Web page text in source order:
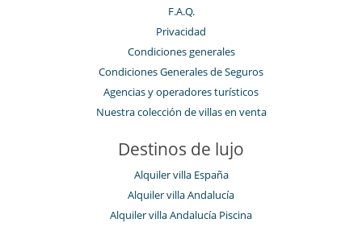
F.A.Q.
Privacidad
Condiciones generales
Condiciones Generales de Seguros
Agencias y operadores turísticos
Nuestra colección de villas en venta
Destinos de lujo
Alquiler villa España
Alquiler villa Andalucía
Alquiler villa Andalucía Piscina